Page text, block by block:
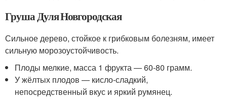
Груша Дуля Новгородская
Сильное дерево, стойкое к грибковым болезням, имеет
сильную морозоустойчивость.
Плоды мелкие, масса 1 фрукта — 60-80 грамм.
У жёлтых плодов — кисло-сладкий,
непосредственный вкус и яркий румянец.